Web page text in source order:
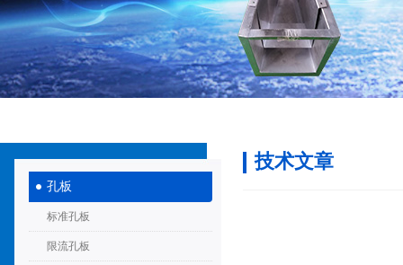
孔板
标准孔板
限流孔板
技术文章